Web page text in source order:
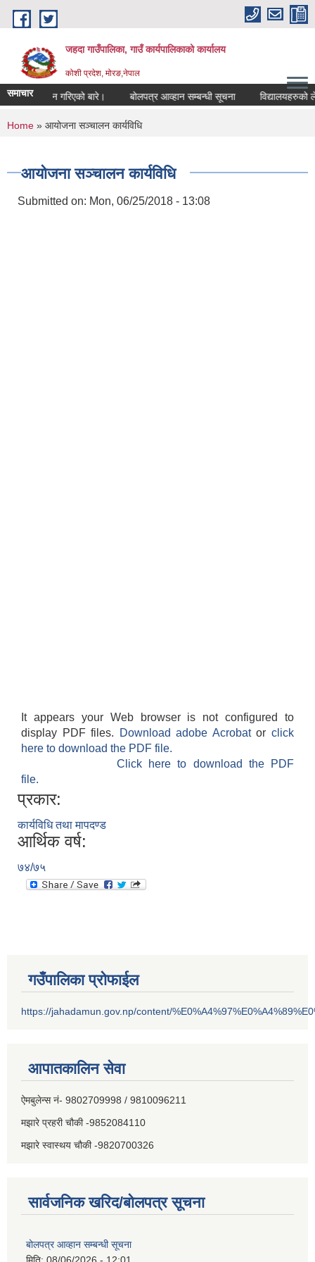
Skip to main content
जहदा गाउँपालिका, गाउँ कार्यपालिकाको कार्यालय
कोशी प्रदेश, मोरङ,नेपाल
समाचारप्रकाशन गरिएको बारे। बोलपत्र आव्हान सम्बन्धी सूचना विद्यालयहरुको
You are here
Home » आयोजना स‌ञ्चालन कार्यविधि
आयोजना स‌ञ्चालन कार्यविधि
Submitted on: Mon, 06/25/2018 - 13:08
It appears your Web browser is not configured to
display PDF files.
Download adobe Acrobatorclick
here to download the PDF file.
Click here to download the PDF
file.
प्रकार:
कार्यविधि तथा मापदण्ड
आर्थिक वर्ष:
७४/७५
गउँपालिका प्रोफाईल
https://jahadamun.gov.np/content/
आपातकालिन सेवा
ऐमबुलेन्स नं- 9802709998 / 9810096211
मझारे प्रहरी चौकी -9852084110
मझारे स्वास्थय चौकी -9820700326
सार्वजनिक खरिद/बोलपत्र सूचना
बोलपत्र आव्हान सम्बन्धी सूचना